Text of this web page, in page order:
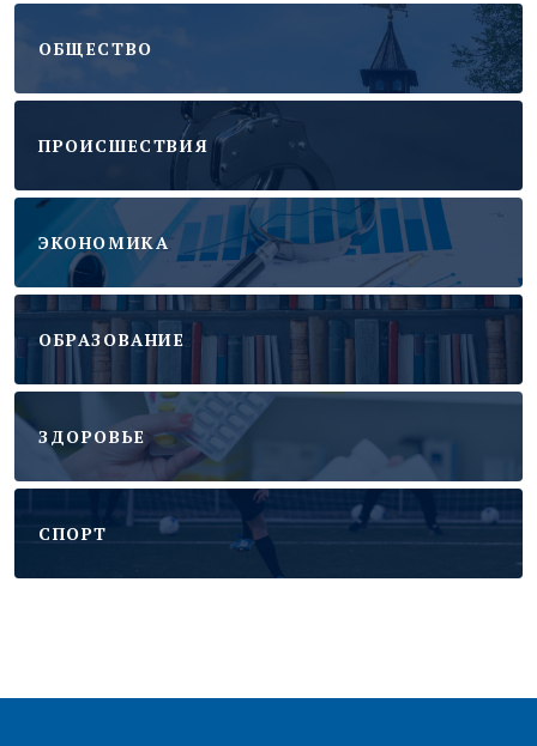
ОБЩЕСТВО
ПРОИСШЕСТВИЯ
ЭКОНОМИКА
ОБРАЗОВАНИЕ
ЗДОРОВЬЕ
CПОРТ